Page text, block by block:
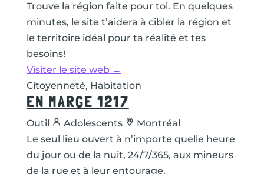
Trouve la région faite pour toi. En quelques
minutes, le site t’aidera à cibler la région et
le territoire idéal pour ta réalité et tes
besoins!
Visiter le site web →
Citoyenneté, Habitation
EN MARGE 1217
Outil Adolescents
Montréal
Le seul lieu ouvert à n’importe quelle heure
du jour ou de la nuit, 24/7/365, aux mineurs
de la rue et à leur entourage.